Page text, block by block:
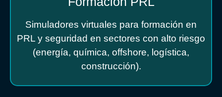
Simuladores virtuales para formación en
PRL y seguridad en sectores con alto riesgo
(energía, química, offshore, logística,
construcción).